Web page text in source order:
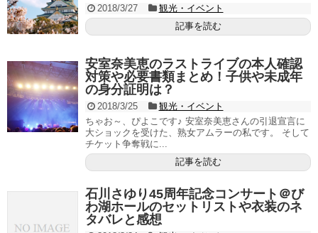
2018/3/27
観光・イベント
記事を読む
安室奈美恵のラストライブの本人確認
対策や必要書類まとめ！子供や未成年
の身分証明は？
2018/3/25
観光・イベント
ちゃお～、ぴよこです♪ 安室奈美恵さんの引退宣言に
大ショックを受けた、熟女アムラーの私です。 そして
チケット争奪戦に...
記事を読む
石川さゆり45周年記念コンサート＠び
わ湖ホールのセットリストや衣装のネ
タバレと感想